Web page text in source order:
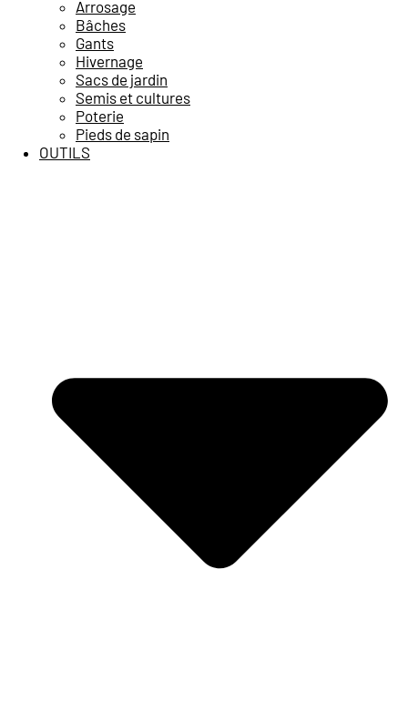
Arrosage
Bâches
Gants
Hivernage
Sacs de jardin
Semis et cultures
Poterie
Pieds de sapin
OUTILS